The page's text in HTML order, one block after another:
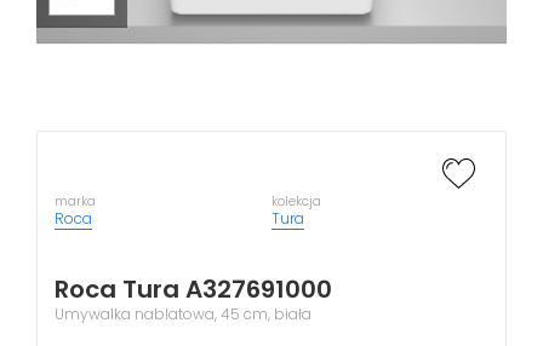
marka
Roca
kolekcja
Tura
Roca Tura A327691000
Umywalka nablatowa, 45 cm, biała